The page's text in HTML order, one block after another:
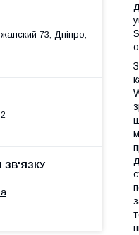
73, Дніпро,